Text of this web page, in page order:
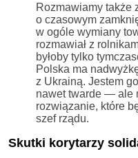
Rozmawiamy także
o czasowym
w ogóle wymiany
rozmawiał z
byłoby tylko
Polska ma
z Ukrainą. Jestem
nawet twarde — ale
rozwiązanie, które
szef rządu.
Skutki korytarzy